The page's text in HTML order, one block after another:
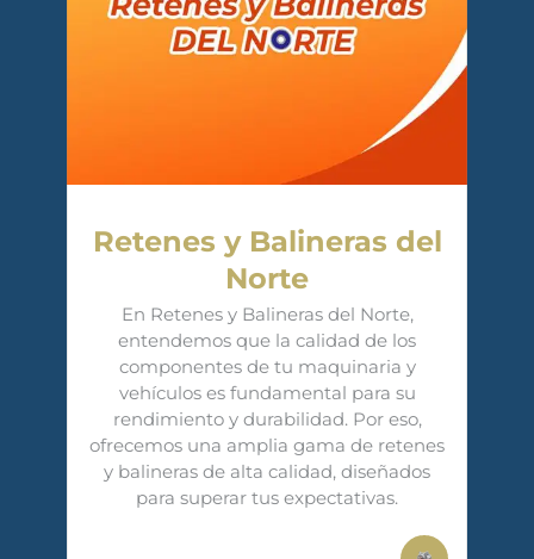
Retenes y Balineras del
Norte
En Retenes y Balineras del Norte,
entendemos que la calidad de los
componentes de tu maquinaria y
vehículos es fundamental para su
rendimiento y durabilidad. Por eso,
ofrecemos una amplia gama de retenes
y balineras de alta calidad, diseñados
para superar tus expectativas.